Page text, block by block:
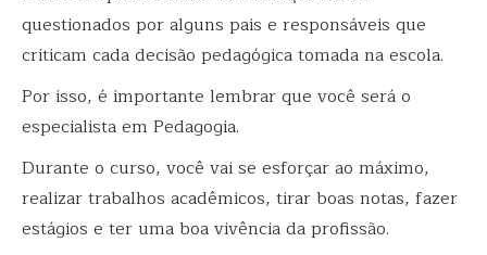
questionados por alguns pais e responsáveis que
criticam cada decisão pedagógica tomada na escola.
Por isso, é importante lembrar que você será o
especialista em Pedagogia.
Durante o curso, você vai se esforçar ao máximo,
realizar trabalhos acadêmicos, tirar boas notas, fazer
estágios e ter uma boa vivência da profissão.